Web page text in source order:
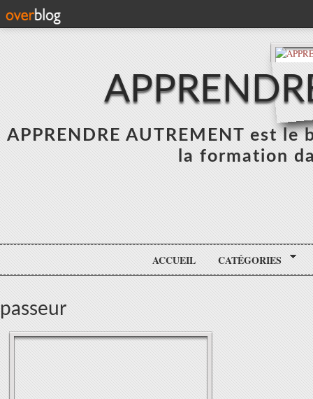
APPRENDRE AUTREMENT est
la formation
ACCUEIL CATÉGORIES
passeur